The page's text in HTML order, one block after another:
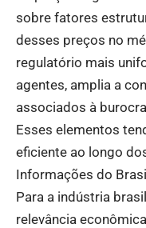
sobre fatores
desses preços no
regulatório mais
agentes, amplia a
associados à
Esses elementos
eficiente ao longo
Informações do
Para a indústria
relevância